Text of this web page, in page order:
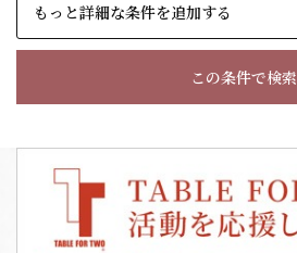
もっと詳細な条件を追加する
この条件で検索